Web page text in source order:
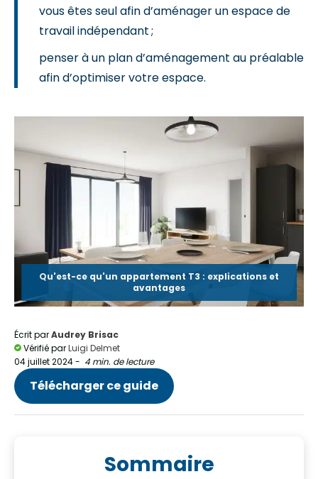
vous êtes seul afin d’aménager un espace de
travail indépendant ;
penser à un plan d’aménagement au préalable
afin d’optimiser votre espace.
Qu'est-ce qu'un appartement T3 : explications et
avantages
Écrit parAudrey Brisac
Vérifié parLuigi Delmet
04 juillet 2024- 4 min. de lecture
Télécharger ce guide
Sommaire